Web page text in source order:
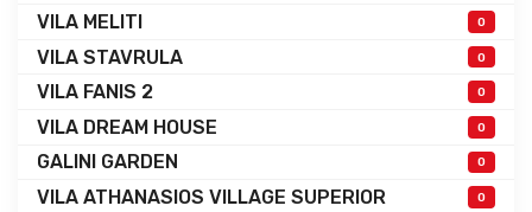
VILA MELITI 0
VILA STAVRULA 0
VILA FANIS 2 0
VILA DREAM HOUSE 0
GALINI GARDEN 0
VILA ATHANASIOS VILLAGE SUPERIOR 0